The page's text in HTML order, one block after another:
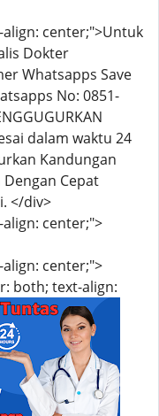
center;">Untuk
Dokter
Whatsapps Save
No: 0851-
dalam waktu 24
Kandungan
Dengan Cepat
</div>
center;">
center;">
both; text-align: